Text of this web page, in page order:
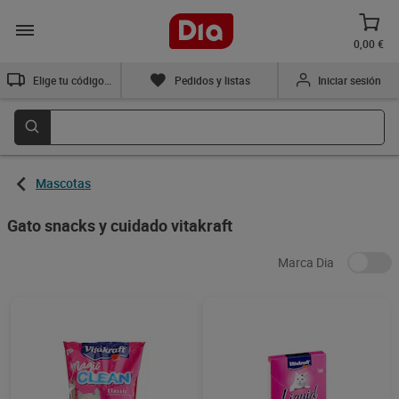
0,00 €
Pedidos y listas Iniciar sesión
Mascotas
Gato snacks y cuidado vitakraft
Marca Dia